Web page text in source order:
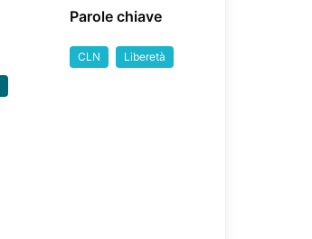
Parole chiave
CLN Liberetà